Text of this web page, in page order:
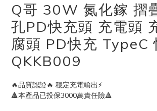
Q哥 30W 氮化鎵 摺
孔PD快充頭 充電頭
腐頭 PD快充 TypeC
QKKB009
🔥品質認證🔥 穩定充電輸出⚡️
🔺本產品已投保3000萬責任險🔺